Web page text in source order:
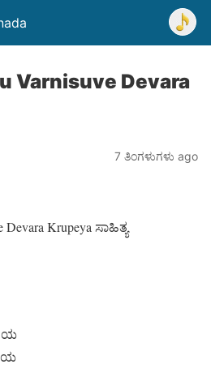
Varnisuve Devara
7 ತಿಂಗಳುಗಳು ago
Devara Krupeya ಸಾಹಿತ್ಯ